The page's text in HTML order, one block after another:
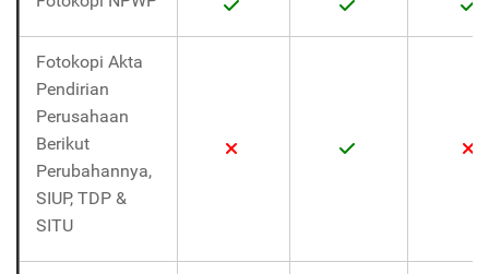
Fotokopi Akta
Pendirian
Perusahaan
Berikut
Perubahannya,
SIUP, TDP &
SITU